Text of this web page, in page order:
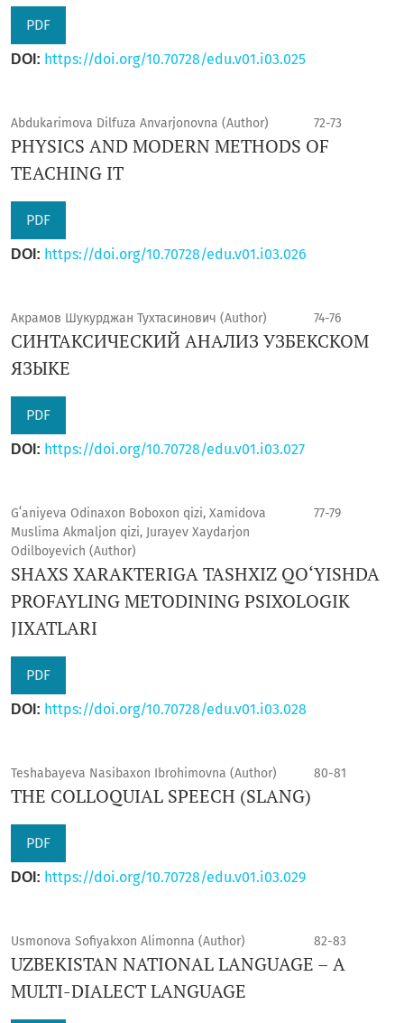
PDF
DOI: https://doi.org/10.70728/edu.v01.i03.025
Abdukarimova Dilfuza Anvarjonovnа (Author) 72-73
PHYSICS AND MODERN METHODS OF
TEACHING IT
PDF
DOI: https://doi.org/10.70728/edu.v01.i03.026
Акрамов Шукурджан Тухтасинович (Author) 74-76
СИНТАКСИЧЕСКИЙ АНАЛИЗ УЗБЕКСКОМ
ЯЗЫКЕ
PDF
DOI: https://doi.org/10.70728/edu.v01.i03.027
Gʻaniyeva Odinaxon Boboxon qizi, Xamidova
Muslima Akmaljon qizi, Jurayev Xaydarjon
Odilboyevich (Author)
77-79
SHAXS XARAKTERIGA TASHXIZ QO‘YISHDA
PROFAYLING METODINING PSIXOLOGIK
JIXATLARI
PDF
DOI: https://doi.org/10.70728/edu.v01.i03.028
Teshabayeva Nasibaxon Ibrohimovna (Author) 80-81
THE COLLOQUIAL SPEECH (SLANG)
PDF
DOI: https://doi.org/10.70728/edu.v01.i03.029
Usmonova Sofiyakxon Alimonna (Author) 82-83
UZBEKISTAN NATIONAL LANGUAGE – A
MULTI-DIALECT LANGUAGE